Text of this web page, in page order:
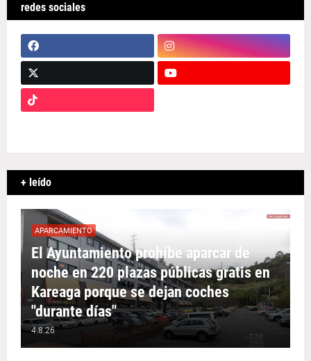
redes sociales
+ leído
APARCAMIENTO
El Ayuntamiento prohíbe aparcar de
noche en 220 plazas públicas gratis en
Kareaga porque se dejan coches
"durante días"
4.8.26